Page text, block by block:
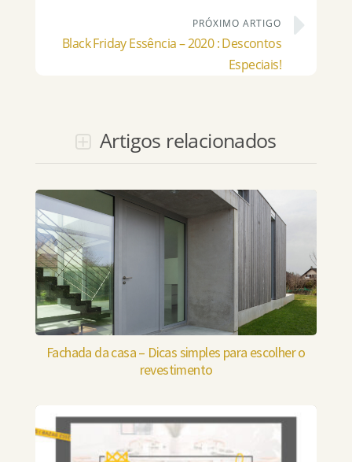
PRÓXIMO ARTIGO
Black Friday Essência – 2020 : Descontos
Especiais!
Artigos relacionados
Fachada da casa – Dicas simples para escolher o
revestimento